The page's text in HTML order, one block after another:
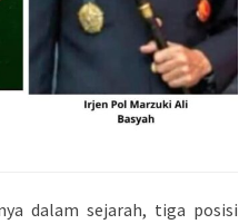
dalam sejarah, tiga posisi